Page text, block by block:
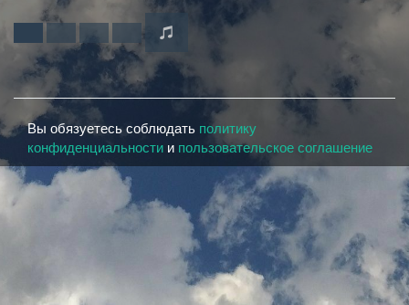
Вы обязуетесь соблюдать политику
конфиденциальности и пользовательское соглашение